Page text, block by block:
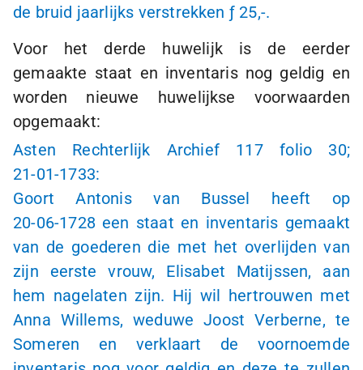
de bruid jaarlijks verstrekken ƒ 25,-.
Voor het derde huwelijk is de eerder
gemaakte staat en inventaris nog geldig en
worden nieuwe huwelijkse voorwaarden
opgemaakt:
Asten Rechterlijk Archief 117 folio 30;
21-01-1733:
Goort Antonis van Bussel heeft op
20-06-1728 een staat en inventaris gemaakt
van de goederen die met het overlijden van
zijn eerste vrouw, Elisabet Matijssen, aan
hem nagelaten zijn. Hij wil hertrouwen met
Anna Willems, weduwe Joost Verberne, te
Someren en verklaart de voornoemde